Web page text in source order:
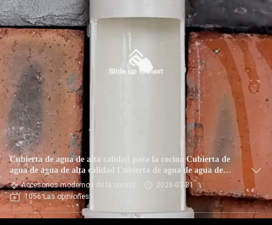
Cubierta de agua de alta calidad para la cocina Cubierta de
agua de agua de alta calidad Cubierta de agua de agua de
alta calidad
Accesorios modernos de la cocina
2026-03-31
1056 Las opiniones